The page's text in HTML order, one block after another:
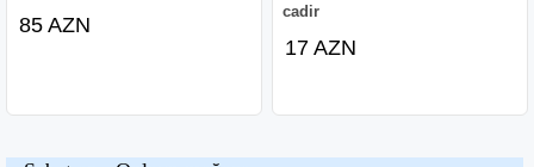
85 AZN
cadir
17 AZN